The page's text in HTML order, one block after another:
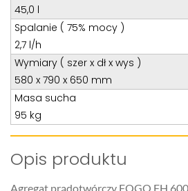
45,0 l
Spalanie ( 75% mocy )
2,7 l/h
Wymiary ( szer x dł x wys )
580 x 790 x 650 mm
Masa sucha
95 kg
Opis produktu
Agregat prądotwórczy FOGO FH